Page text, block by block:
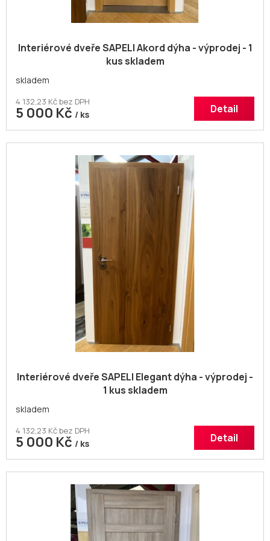
Interiérové dveře SAPELI Akord dýha - výprodej - 1
kus skladem
skladem
4 132,23 Kč bez DPH
5 000 Kč / ks Detail
Interiérové dveře SAPELI Elegant dýha - výprodej -
1 kus skladem
skladem
4 132,23 Kč bez DPH
5 000 Kč / ks Detail